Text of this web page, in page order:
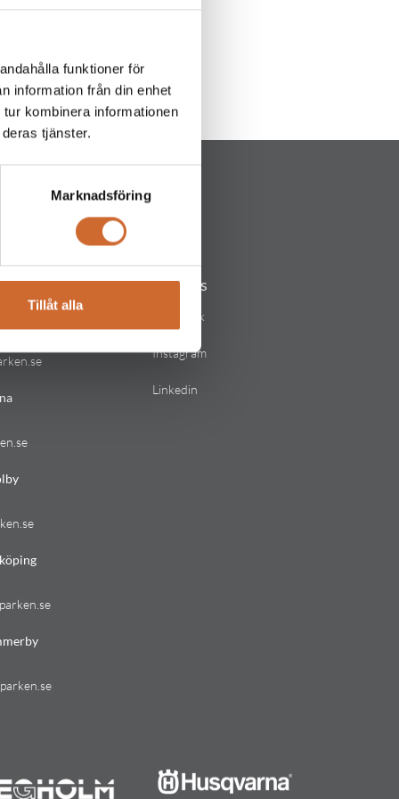
funktioner för
information från din enhet
kombinera informationen
tjänster.
Marknadsföring
Tillåt alla
Följ oss
Facebook
Instagram
Linkedin